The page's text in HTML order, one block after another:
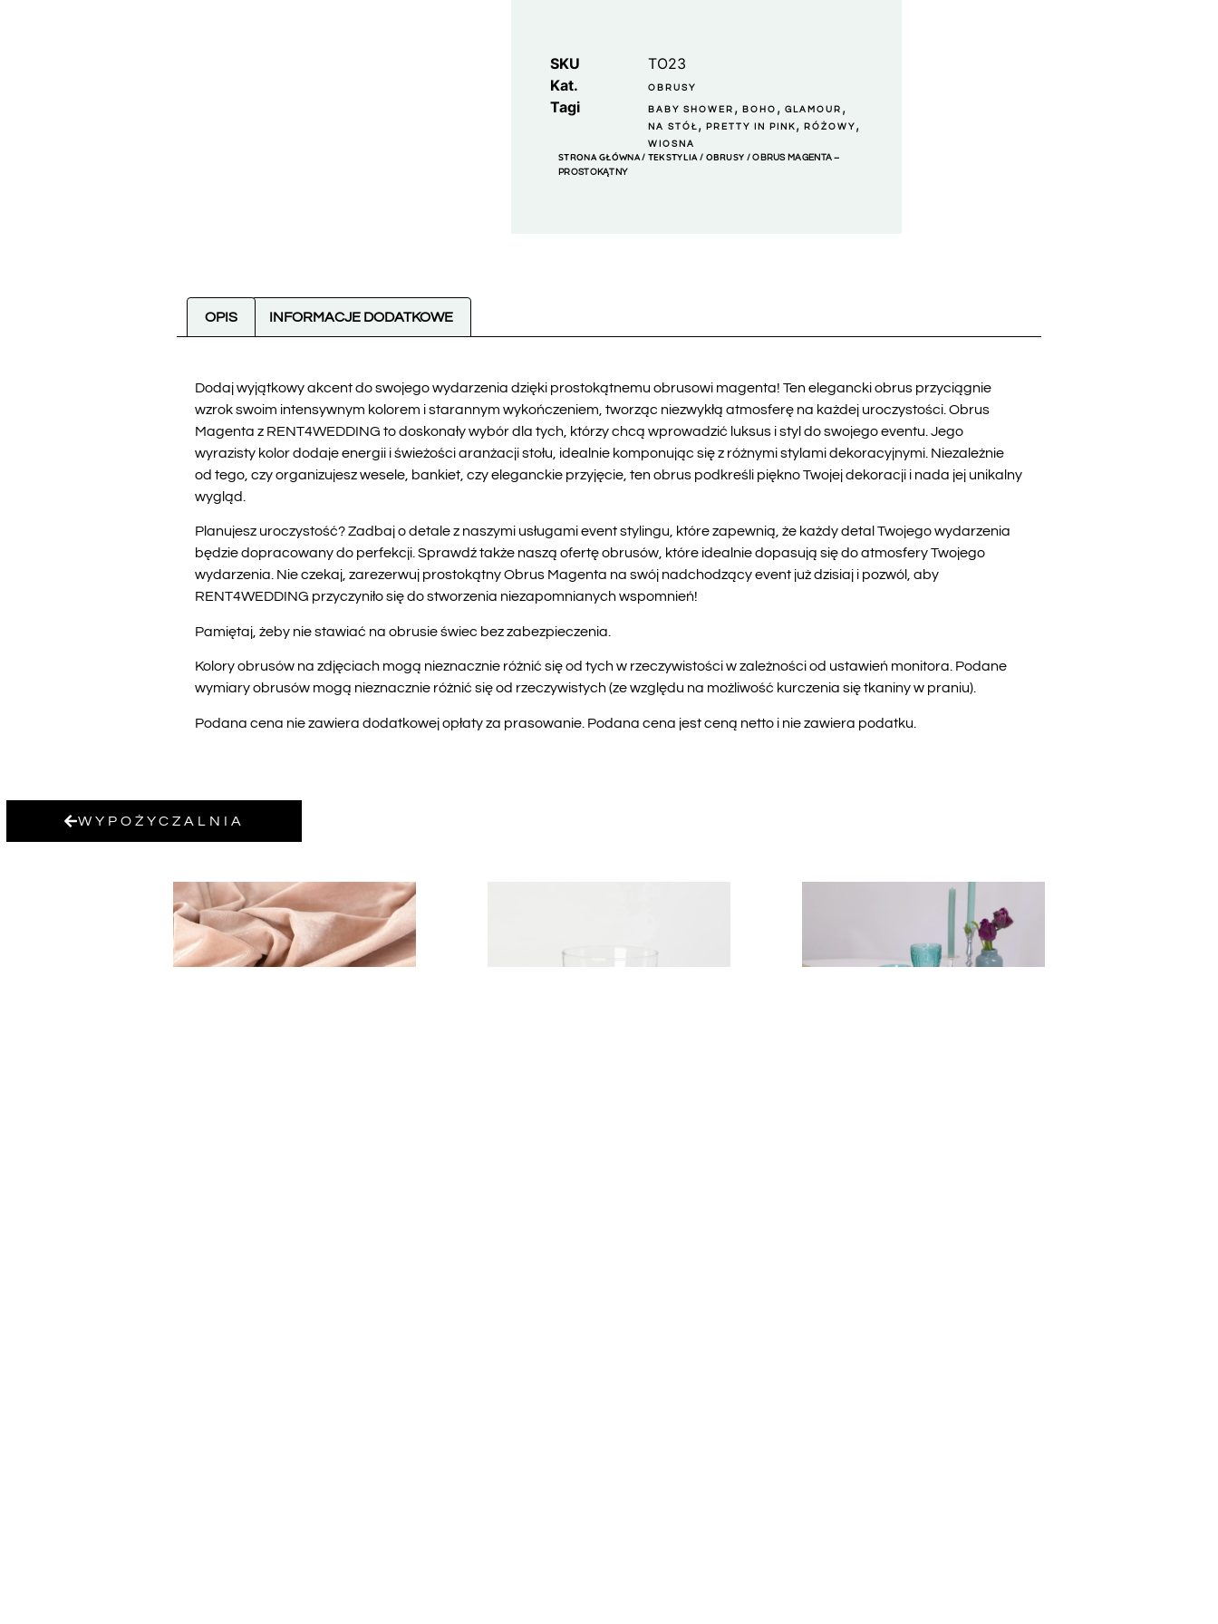
SKU
TO23
Kat.
OBRUSY
Tagi BABY SHOWER ,BOHO ,GLAMOUR ,
NA STÓŁ ,PRETTY IN PINK ,RÓŻOWY ,
WIOSNA
STRONA GŁÓWNA/ TEKSTYLIA / OBRUSY / OBRUS MAGENTA –
PROSTOKĄTNY
OPIS INFORMACJE DODATKOWE
Dodaj wyjątkowy akcent do swojego wydarzenia dzięki prostokątnemu obrusowi magenta! Ten elegancki obrus przyciągnie
wzrok swoim intensywnym kolorem i starannym wykończeniem, tworząc niezwykłą atmosferę na każdej uroczystości. Obrus
Magenta z RENT4WEDDING to doskonały wybór dla tych, którzy chcą wprowadzić luksus i styl do swojego eventu. Jego
wyrazisty kolor dodaje energii i świeżości aranżacji stołu, idealnie komponując się z różnymi stylami dekoracyjnymi. Niezależnie
od tego, czy organizujesz wesele, bankiet, czy eleganckie przyjęcie, ten obrus podkreśli piękno Twojej dekoracji i nada jej unikalny
wygląd.
Planujesz uroczystość? Zadbaj o detale z naszymi usługami event stylingu, które zapewnią, że każdy detal Twojego wydarzenia
będzie dopracowany do perfekcji. Sprawdź także naszą ofertę obrusów, które idealnie dopasują się do atmosfery Twojego
wydarzenia. Nie czekaj, zarezerwuj prostokątny Obrus Magenta na swój nadchodzący event już dzisiaj i pozwól, aby
RENT4WEDDING przyczyniło się do stworzenia niezapomnianych wspomnień!
Pamiętaj, żeby nie stawiać na obrusie świec bez zabezpieczenia.
Kolory obrusów na zdjęciach mogą nieznacznie różnić się od tych w rzeczywistości w zależności od ustawień monitora. Podane
wymiary obrusów mogą nieznacznie różnić się od rzeczywistych (ze względu na możliwość kurczenia się tkaniny w praniu).
Podana cena nie zawiera dodatkowej opłaty za prasowanie. Podana cena jest ceną netto i nie zawiera podatku.
WYPOŻYCZALNIA